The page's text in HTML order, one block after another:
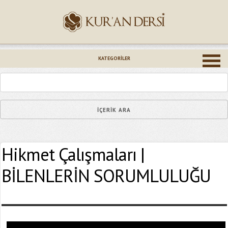
KATEGORILER
Hikmet Çalışmaları |
BİLENLERİN SORUMLULUĞU
Epostanız (*)
Yaşadığınız Hatanın Ayrıntıları